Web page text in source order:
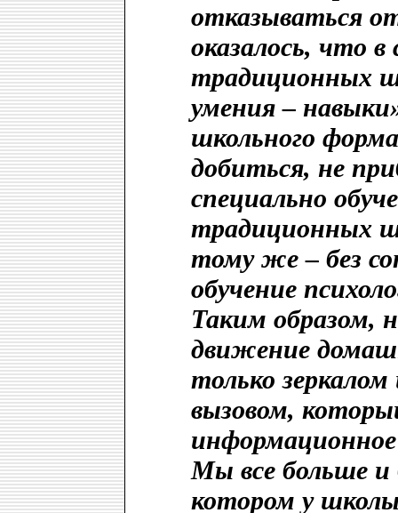
отказываться
оказалось, что
традиционных
умения –
школьного
добиться, не
специально
традиционных
тому же – без
обучение
Таким образом,
движение
только
вызовом,
Мы все больше
котором у